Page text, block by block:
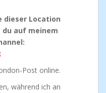
dieser Location
auf meinem
Post online.
während ich an